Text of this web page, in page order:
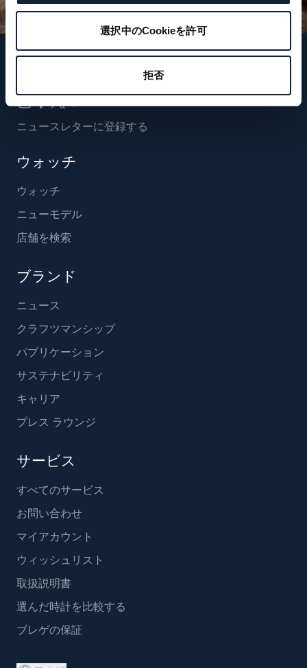
選択中のCookieを許可
拒否
ニュースレターに登録する
ウォッチ
ウォッチ
ニューモデル
店舗を検索
ブランド
ニュース
クラフツマンシップ
パブリケーション
サステナビリティ
キャリア
プレス ラウンジ
サービス
すべてのサービス
お問い合わせ
マイアカウント
ウィッシュリスト
取扱説明書
選んだ時計を比較する
ブレゲの保証